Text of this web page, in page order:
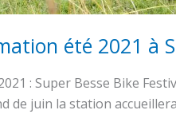
été 2021 à
: Super Besse Bike
de juin la station